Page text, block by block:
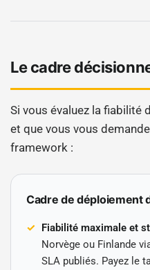
Le cadre
Si vous évaluez la fiabilité
et que vous vous
framework :
Cadre de déploiement
Fiabilité maximale et
Norvège ou Finlande
SLA publiés. Payez le